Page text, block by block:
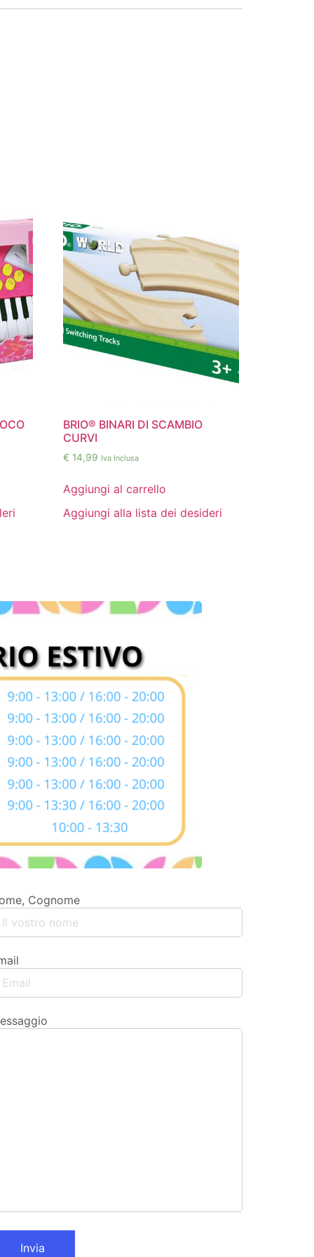
BRIO® BINARI DI SCAMBIO
CURVI
€ 14,99 Iva Inclusa
Aggiungi al carrello
Aggiungi alla lista dei desideri
Cognome
Invia